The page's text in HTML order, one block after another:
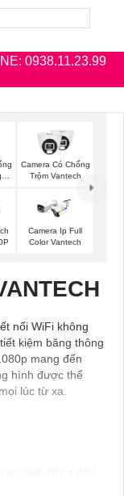
0938.11.23.99
Camera Có Chống
Trộm Vantech
Camera Ip Full
Color Vantech
nối WiFi không
kiệm băng thông
mang đến
hình được thể
lúc từ xa.